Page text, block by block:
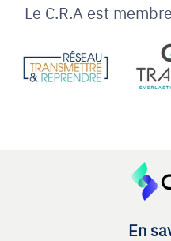
Le C.R.A est
En